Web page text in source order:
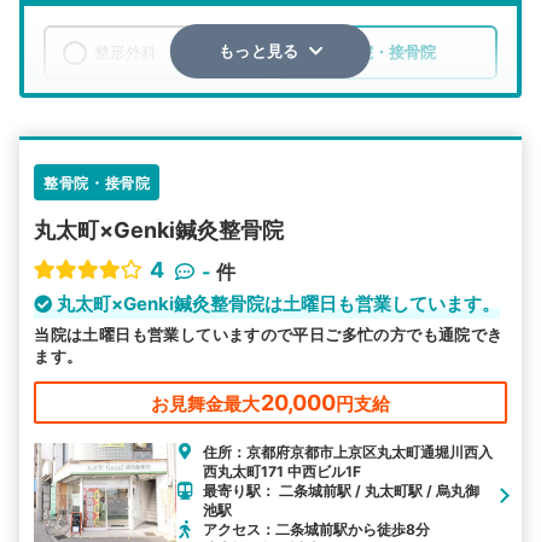
整骨院・接骨院
詳細条件で絞り込む
その他の検索方法
駅から探す 院名から探す
もっと見る
整骨院・接骨院
丸太町×Genki鍼灸整骨院
4
- 件
丸太町×Genki鍼灸整骨院は土曜日も営業しています。
当院は土曜日も営業していますので平日ご多忙の方でも通院でき
ます。
お見舞金最大20,000円支給
住所：京都府京都市上京区丸太町通堀川西入
西丸太町171 中西ビル1F
最寄り駅： 二条城前駅 / 丸太町駅 / 烏丸御
池駅
アクセス：二条城前駅から徒歩8分